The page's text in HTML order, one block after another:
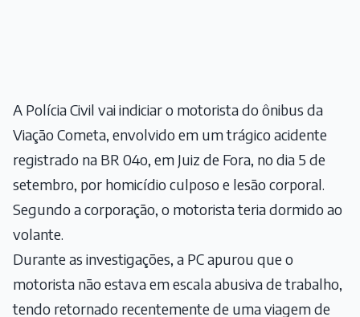
A Polícia Civil vai indiciar o motorista do ônibus da
Viação Cometa, envolvido em umtrágico acidente
registrado na BR 04o, em Juiz de Fora, no dia 5 de
setembro, por homicídio culposo e lesão corporal.
Segundo a corporação, o motorista teria dormido ao
volante.
Durante as investigações, a PC apurou que o
motorista não estava em escala abusiva de trabalho,
tendo retornado recentemente de uma viagem de